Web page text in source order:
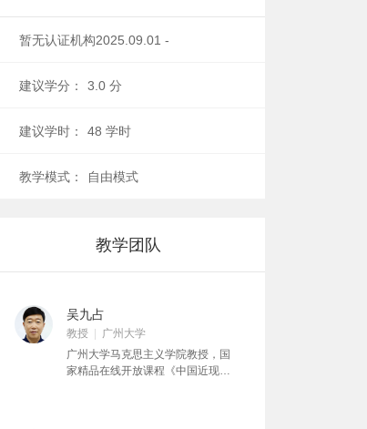
暂无认证机构2025.09.01 -
2025.12.01
建议学分： 3.0 分
建议学时： 48 学时
教学模式： 自由模式
教学团队
吴九占
教授
广州大学
广州大学马克思主义学院教授，国
家精品在线开放课程《中国近现代